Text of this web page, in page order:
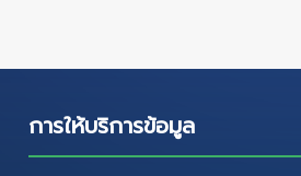
การให้บริการข้อมูล